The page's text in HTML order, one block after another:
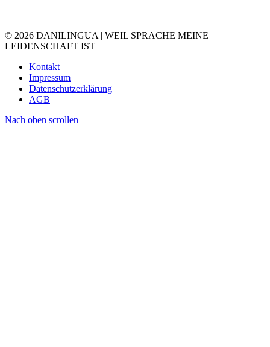
© 2026 DANILINGUA | WEIL SPRACHE MEINE
LEIDENSCHAFT IST
Kontakt
Impressum
Datenschutzerklärung
AGB
Nach oben scrollen